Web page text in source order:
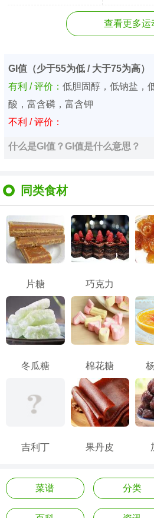
查看更多运
GI值（少于55为低 / 大于75为高）
有利 / 评价： 低胆固醇，低钠盐，
酸，富含磷，富含钾
不利 / 评价：
什么是GI值？GI值是什么意思？
同类食材
片糖 巧克力
冬瓜糖 棉花糖
吉利丁 果丹皮
菜谱 分类